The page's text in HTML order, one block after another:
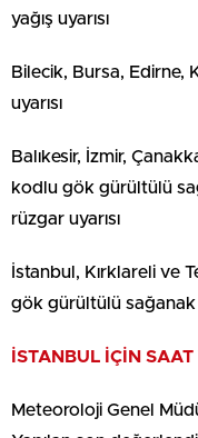
yağış uyarısı
Bilecik, Bursa, Edirne,
uyarısı
Balıkesir, İzmir,
kodlu gök gürültülü
rüzgar uyarısı
İstanbul, Kırklareli ve
gök gürültülü sağanak
İSTANBUL İÇİN SAAT
Meteoroloji Genel